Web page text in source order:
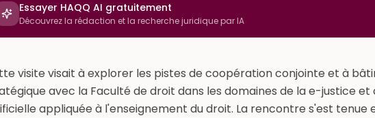
Essayer HAQQ AI gratuitement
Découvrez la rédaction et la recherche juridique par IA
visite visait à explorer les pistes de coopération conjointe et à
avec la Faculté de droit dans les domaines de la e-justice et
appliquée à l'enseignement du droit. La rencontre s'est tenue